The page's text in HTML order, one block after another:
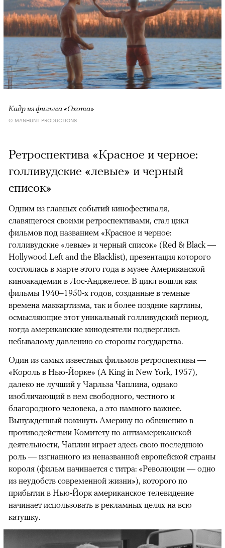
Кадр из фильма «Охота»
© MANHUNT PRODUCTIONS
Ретроспектива «Красное и черное:
голливудские «левые» и черный
список»
Одним из главных событий кинофестиваля,
славящегося своими ретроспективами, стал цикл
фильмов под названием «Красное и черное:
голливудские «левые» и черный список» (Red & Black —
Hollywood Left and the Blacklist), презентация которого
состоялась в марте этого года в музее Американской
киноакадемии в Лос-Анджелесе. В цикл вошли как
фильмы 1940–1950-х годов, созданные в темные
времена маккартизма, так и более поздние картины,
осмысляющие этот уникальный голливудский период,
когда американские кинодеятели подверглись
небывалому давлению со стороны государства.
Один из самых известных фильмов ретроспективы —
«Король в Нью-Йорке» (A King in New York, 1957),
далеко не лучший у Чарльза Чаплина, однако
изобличающий в нем свободного, честного и
благородного человека, а это намного важнее.
Вынужденный покинуть Америку по обвинению в
противодействии Комитету по антиамериканской
деятельности, Чаплин играет здесь свою последнюю
роль — изгнанного из неназванной европейской страны
короля (фильм начинается с титра: «Революции — одно
из неудобств современной жизни»), которого по
прибытии в Нью-Йорк американское телевидение
начинает использовать в рекламных целях на всю
катушку.